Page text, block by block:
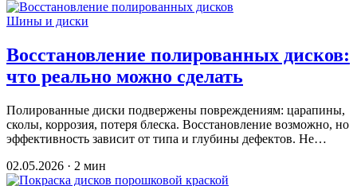
Шины и диски
Восстановление полированных дисков:
что реально можно сделать
Полированные диски подвержены повреждениям: царапины,
сколы, коррозия, потеря блеска. Восстановление возможно, но
эффективность зависит от типа и глубины дефектов. Не…
02.05.2026 · 2 мин